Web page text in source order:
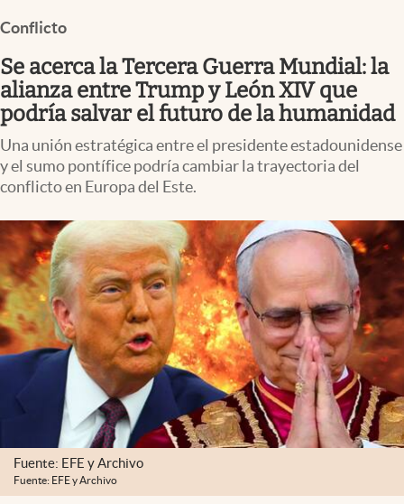
Espiritual
Streaming
PC y mobile
Lifestyle
USA
Conflicto
Se acerca la Tercera Guerra Mundial: la
alianza entre Trump y León XIV que
podría salvar el futuro de la humanidad
Una unión estratégica entre el presidente estadounidense
y el sumo pontífice podría cambiar la trayectoria del
conflicto en Europa del Este.
Fuente: EFE y Archivo
Fuente: EFE y Archivo